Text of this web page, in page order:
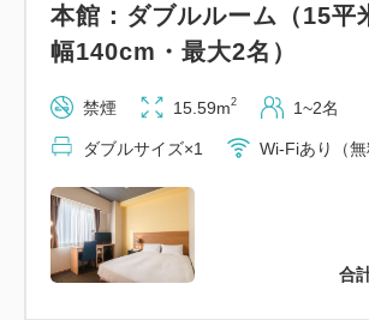
合
本館：ダブルルーム（15平
幅140cm・最大2名）
禁煙 15.59m2 1~2名
ダブルサイズ×1 Wi-Fiあり（無